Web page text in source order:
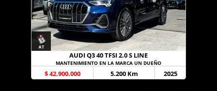
AUDI Q3 40 TFSI 2.0 S LINE
MANTENIMIENTO EN LA MARCA UN DUEÑO
$ 42.900.000 5.200 Km 2025